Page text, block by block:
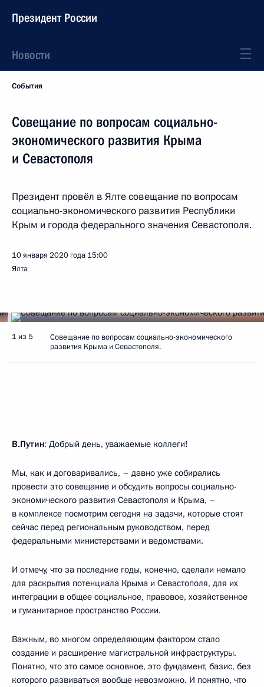
Президент России
Новости
События
Совещание по вопросам социально-
экономического развития Крыма
и Севастополя
Президент провёл в Ялте совещание по вопросам
социально-экономического развития Республики
Крым и города федерального значения Севастополя.
10 января 2020 года 15:00
Ялта
1 из 5
Совещание по вопросам социально-экономического
развития Крыма и Севастополя.
В.Путин: Добрый день, уважаемые коллеги!
Мы, как и договаривались, – давно уже собирались
провести это совещание и обсудить вопросы социально-
экономического развития Севастополя и Крыма, –
в комплексе посмотрим сегодня на задачи, которые стоят
сейчас перед региональным руководством, перед
федеральными министерствами и ведомствами.
И отмечу, что за последние годы, конечно, сделали немало
для раскрытия потенциала Крыма и Севастополя, для их
интеграции в общее социальное, правовое, хозяйственное
и гуманитарное пространство России.
Важным, во многом определяющим фактором стало
создание и расширение магистральной инфраструктуры.
Понятно, что это самое основное, это фундамент, базис, без
которого развиваться вообще невозможно. И понятно, что